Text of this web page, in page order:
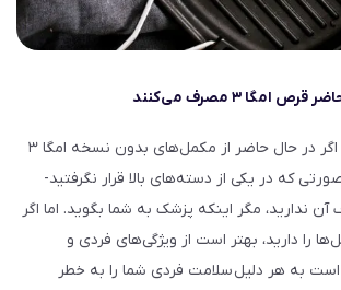
امگا ۳ مصرف می‌کنند
به گفته دکتر منسن، اگر در حال حاضر از مکمل‌های بدون نسخه امگا ۳
‌که در یکی از دسته‌های بالا قرار نگرفتید-
ندارید، مگر اینکه پزشک به شما بگوید. اما اگر
را دارید، بهتر است از ویژگی‌های فردی و
است به هر دلیل سلامت فردی شما را به خطر